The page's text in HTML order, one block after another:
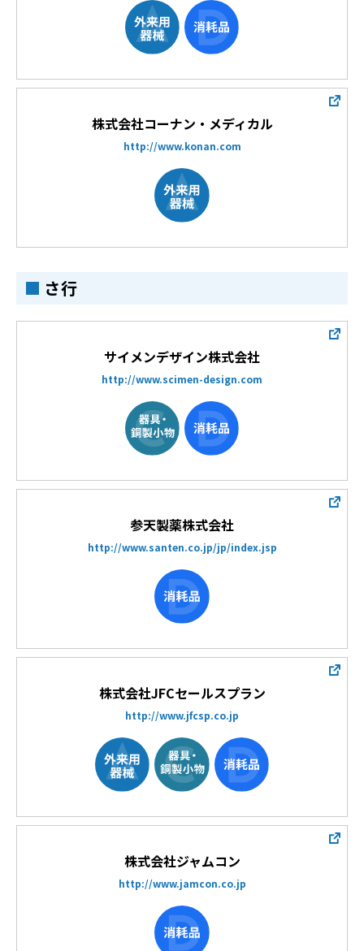
株式会社コーナン・メディカル
http://www.konan.com
さ行
サイメンデザイン株式会社
http://www.scimen-design.com
参天製薬株式会社
http://www.santen.co.jp/jp/index.jsp
株式会社JFCセールスプラン
http://www.jfcsp.co.jp
株式会社ジャムコン
http://www.jamcon.co.jp